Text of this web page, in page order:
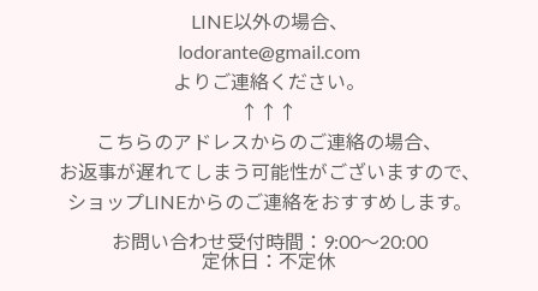
LINE以外の場合、
lodorante@gmail.com
よりご連絡ください。
↑↑↑
こちらのアドレスからのご連絡の場合、
お返事が遅れてしまう可能性がございますので、
ショップLINEからのご連絡をおすすめします。
お問い合わせ受付時間：9:00～20:00
定休日：不定休